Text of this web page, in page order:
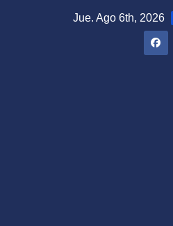
Jue. Ago 6th, 2026